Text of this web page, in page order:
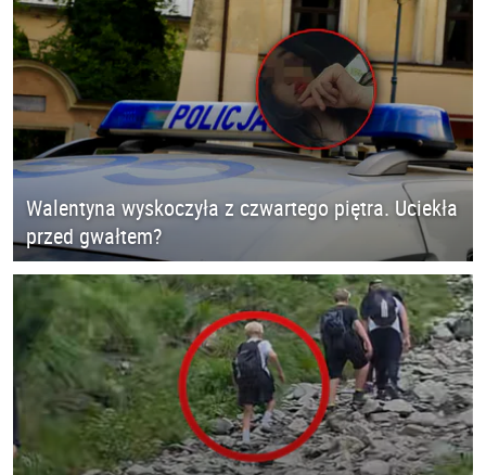
Walentyna wyskoczyła z czwartego piętra. Uciekła
przed gwałtem?